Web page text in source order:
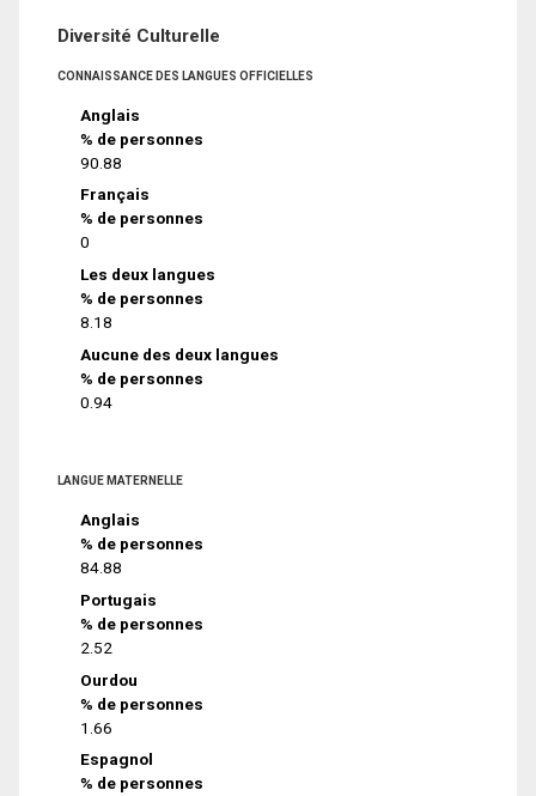
Diversité Culturelle
CONNAISSANCE DES LANGUES OFFICIELLES
Anglais
% de personnes
90.88
Français
% de personnes
0
Les deux langues
% de personnes
8.18
Aucune des deux langues
% de personnes
0.94
LANGUE MATERNELLE
Anglais
% de personnes
84.88
Portugais
% de personnes
2.52
Ourdou
% de personnes
1.66
Espagnol
% de personnes